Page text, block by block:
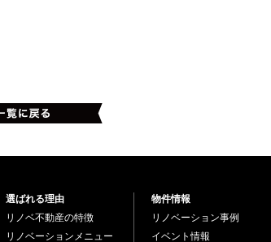
選ばれる理由
リノベ不動産の特徴
リノベーションメニュー
物件情報
リノベーション事例
イベント情報